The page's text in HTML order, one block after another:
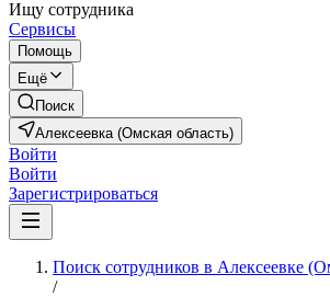
Ищу сотрудника
Сервисы
Помощь
Ещё
Поиск
Алексеевка (Омская область)
Войти
Войти
Зарегистрироваться
Поиск сотрудников в Алексеевке
/